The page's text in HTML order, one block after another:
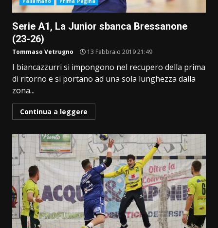
Serie A1, La Junior sbanca Bressanone
(23-26)
Tommaso Vetrugno 13 Febbraio 2019 21:49
I biancazzurri si impongono nel recupero della prima
di ritorno e si portano ad una sola lunghezza dalla
zona...
Continua a leggere